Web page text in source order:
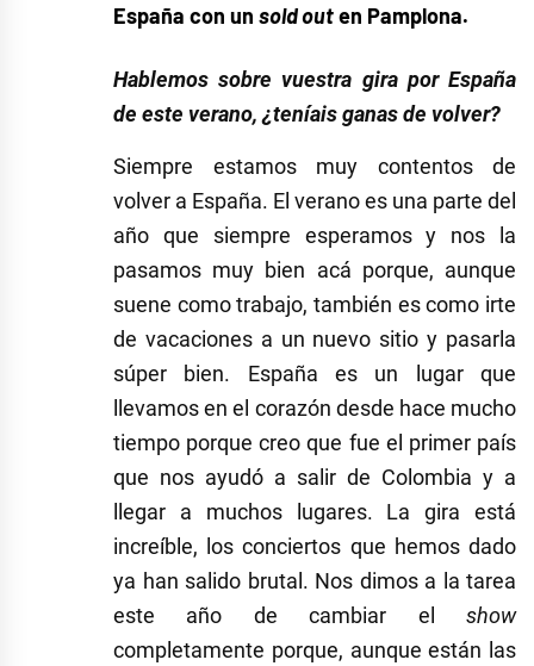
España con un sold outen Pamplona.
Hablemos sobre vuestra gira por España
de este verano, ¿teníais ganas de volver?
Siempre estamos muy contentos de
volver a España. El verano es una parte del
año que siempre esperamos y nos la
pasamos muy bien acá porque, aunque
suene como trabajo, también es como irte
de vacaciones a un nuevo sitio y pasarla
súper bien. España es un lugar que
llevamos en el corazón desde hace mucho
tiempo porque creo que fue el primer país
que nos ayudó a salir de Colombia y a
llegar a muchos lugares. La gira está
increíble, los conciertos que hemos dado
ya han salido brutal. Nos dimos a la tarea
este año de cambiar el show
completamente porque, aunque están las